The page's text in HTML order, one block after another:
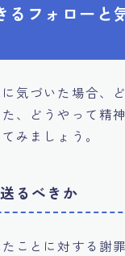
るフォローと
気づいた場合、
、どうやって精
みましょう。
るべきか
ことに対する謝